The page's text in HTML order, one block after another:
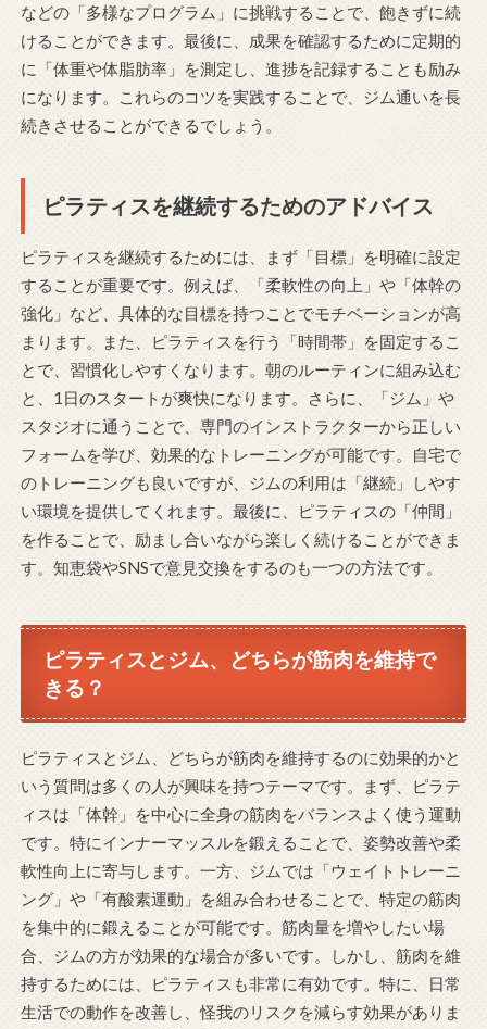
などの「多様なプログラム」に挑戦することで、飽きずに続
けることができます。最後に、成果を確認するために定期的
に「体重や体脂肪率」を測定し、進捗を記録することも励み
になります。これらのコツを実践することで、ジム通いを長
続きさせることができるでしょう。
ピラティスを継続するためのアドバイス
ピラティスを継続するためには、まず「目標」を明確に設定
することが重要です。例えば、「柔軟性の向上」や「体幹の
強化」など、具体的な目標を持つことでモチベーションが高
まります。また、ピラティスを行う「時間帯」を固定するこ
とで、習慣化しやすくなります。朝のルーティンに組み込む
と、1日のスタートが爽快になります。さらに、「ジム」や
スタジオに通うことで、専門のインストラクターから正しい
フォームを学び、効果的なトレーニングが可能です。自宅で
のトレーニングも良いですが、ジムの利用は「継続」しやす
い環境を提供してくれます。最後に、ピラティスの「仲間」
を作ることで、励まし合いながら楽しく続けることができま
す。知恵袋やSNSで意見交換をするのも一つの方法です。
ピラティスとジム、どちらが筋肉を維持で
きる？
ピラティスとジム、どちらが筋肉を維持するのに効果的かと
いう質問は多くの人が興味を持つテーマです。まず、ピラテ
ィスは「体幹」を中心に全身の筋肉をバランスよく使う運動
です。特にインナーマッスルを鍛えることで、姿勢改善や柔
軟性向上に寄与します。一方、ジムでは「ウェイトトレーニ
ング」や「有酸素運動」を組み合わせることで、特定の筋肉
を集中的に鍛えることが可能です。筋肉量を増やしたい場
合、ジムの方が効果的な場合が多いです。しかし、筋肉を維
持するためには、ピラティスも非常に有効です。特に、日常
生活での動作を改善し、怪我のリスクを減らす効果がありま